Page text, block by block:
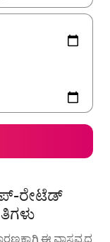
ರೇಟೆಡ್
ಈ ವಾಸ್ತವ್ಯದ